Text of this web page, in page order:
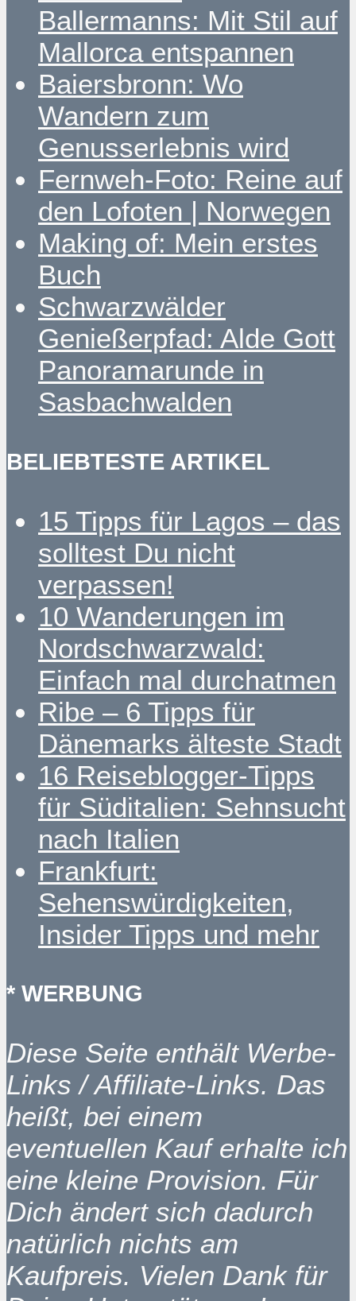
Ballermanns: Mit Stil auf
Mallorca entspannen
Baiersbronn: Wo
Wandern zum
Genusserlebnis wird
Fernweh-Foto: Reine auf
den Lofoten | Norwegen
Making of: Mein erstes
Buch
Schwarzwälder
Genießerpfad: Alde Gott
Panoramarunde in
Sasbachwalden
BELIEBTESTE ARTIKEL
15 Tipps für Lagos – das
solltest Du nicht
verpassen!
10 Wanderungen im
Nordschwarzwald:
Einfach mal durchatmen
Ribe – 6 Tipps für
Dänemarks älteste Stadt
16 Reiseblogger-Tipps
für Süditalien: Sehnsucht
nach Italien
Frankfurt:
Sehenswürdigkeiten,
Insider Tipps und mehr
* WERBUNG
Diese Seite enthält Werbe-
Links / Affiliate-Links. Das
heißt, bei einem
eventuellen Kauf erhalte ich
eine kleine Provision. Für
Dich ändert sich dadurch
natürlich nichts am
Kaufpreis. Vielen Dank für